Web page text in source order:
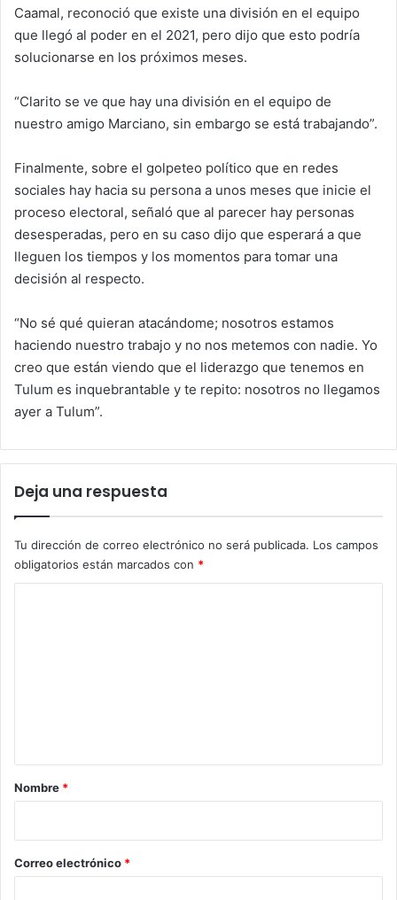
Caamal, reconoció que existe una división en el equipo
que llegó al poder en el 2021, pero dijo que esto podría
solucionarse en los próximos meses.
“Clarito se ve que hay una división en el equipo de
nuestro amigo Marciano, sin embargo se está trabajando”.
Finalmente, sobre el golpeteo político que en redes
sociales hay hacia su persona a unos meses que inicie el
proceso electoral, señaló que al parecer hay personas
desesperadas, pero en su caso dijo que esperará a que
lleguen los tiempos y los momentos para tomar una
decisión al respecto.
“No sé qué quieran atacándome; nosotros estamos
haciendo nuestro trabajo y no nos metemos con nadie. Yo
creo que están viendo que el liderazgo que tenemos en
Tulum es inquebrantable y te repito: nosotros no llegamos
ayer a Tulum”.
Deja una respuesta
Tu dirección de correo electrónico no será publicada. Los campos
obligatorios están marcados con *
r
*
Nombre *
Correo electrónico *